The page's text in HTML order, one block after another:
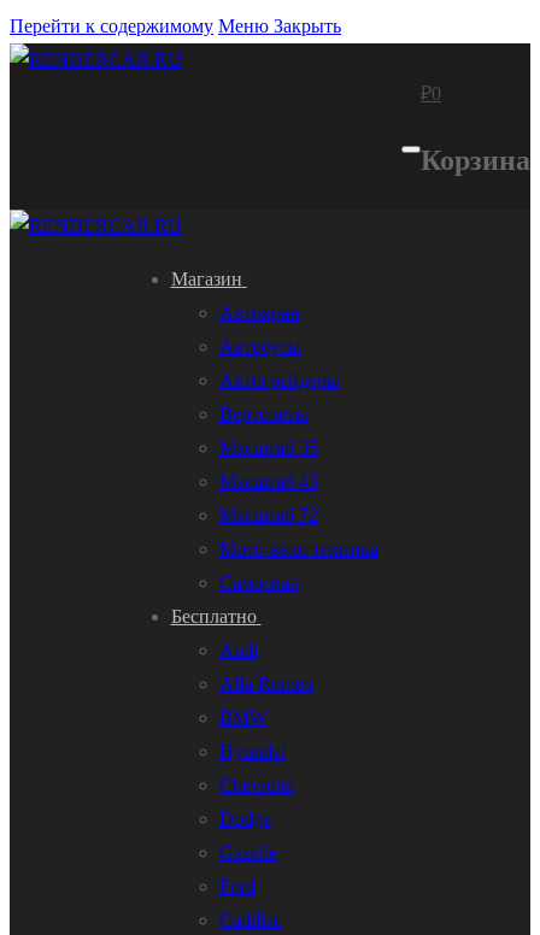
Перейти к содержимому Меню Закрыть
₽0
Корзина
Магазин
Автокран
Автобусы
Автогрейдеры
Вертолеты
Масштаб 35
Масштаб 43
Масштаб 72
Мото-вело техника
Самосвал
Бесплатно
Audi
Alfa Romeo
BMW
Hyundai
Chevrolet
Dodge
Gazelle
Ford
Cadillac